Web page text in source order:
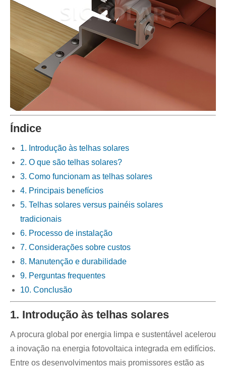
Índice
1. Introdução às telhas solares
2. O que são telhas solares?
3. Como funcionam as telhas solares
4. Principais benefícios
5. Telhas solares versus painéis solares
tradicionais
6. Processo de instalação
7. Considerações sobre custos
8. Manutenção e durabilidade
9. Perguntas frequentes
10. Conclusão
1. Introdução às telhas solares
A procura global por energia limpa e sustentável acelerou
a inovação na energia fotovoltaica integrada em edifícios.
Entre os desenvolvimentos mais promissores estão as